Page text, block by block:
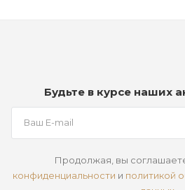
Будьте в курсе наших
Продолжая, вы
конфиденциальности и политикой